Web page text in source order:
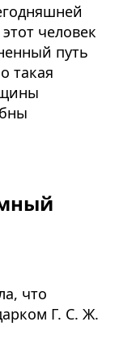
человек
путь
такая
что
Г. С. Ж.